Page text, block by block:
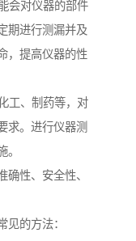
会对仪器的部件
期进行测漏并及
，提高仪器的性
工、制药等，对
求。进行仪器测
性、安全性、
的方法：